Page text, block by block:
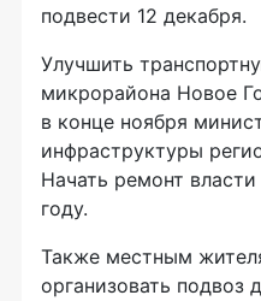
подвести 12 декабря.
Улучшить
микрорайона Новое
в конце ноября
инфраструктуры
Начать ремонт
году.
Также местным
организовать подвоз